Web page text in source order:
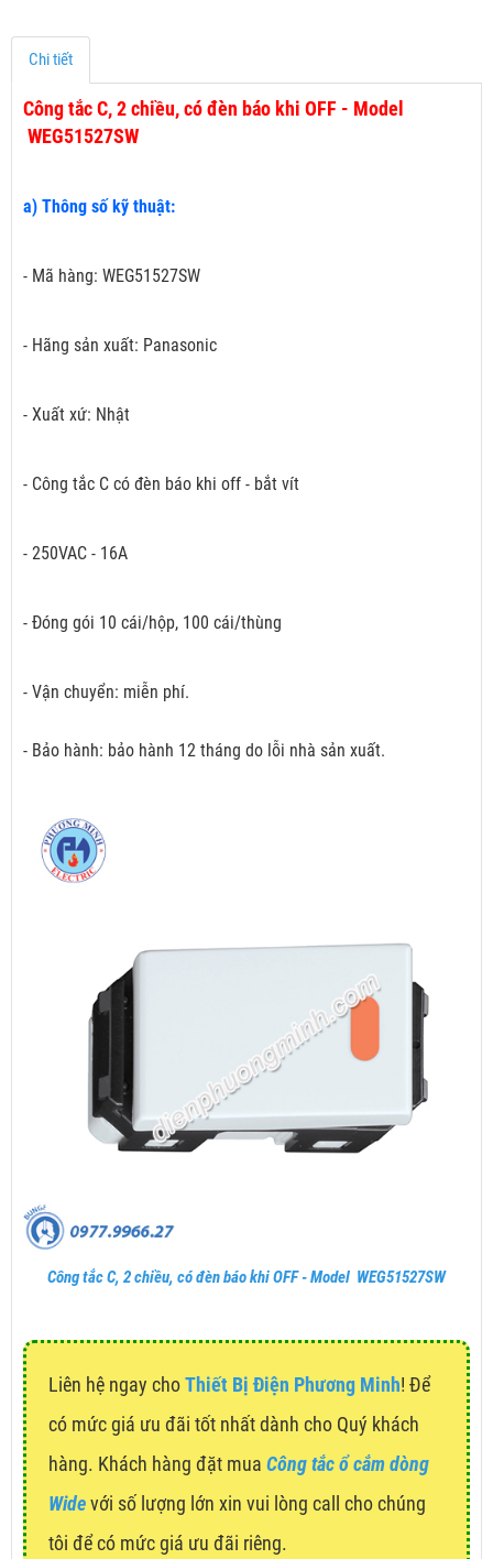
Chi tiết
Công tắc C, 2 chiều, có đèn báo khi OFF - Model
WEG51527SW
a) Thông số kỹ thuật:
- Mã hàng: WEG51527SW
- Hãng sản xuất: Panasonic
- Xuất xứ: Nhật
- Công tắc C có đèn báo khi off - bắt vít
- 250VAC - 16A
- Đóng gói 10 cái/hộp, 100 cái/thùng
- Vận chuyển: miễn phí.
- Bảo hành: bảo hành 12 tháng do lỗi nhà sản xuất.
Công tắc C, 2 chiều, có đèn báo khi OFF - Model WEG51527SW
Liên hệ ngay choThiết Bị Điện Phương Minh! Để
có mức giá ưu đãi tốt nhất dành cho Quý khách
hàng. Khách hàng đặt mua Công tắc ổ cắm dòng
Widevới số lượng lớn xin vui lòng call cho chúng
tôi để có mức giá ưu đãi riêng.